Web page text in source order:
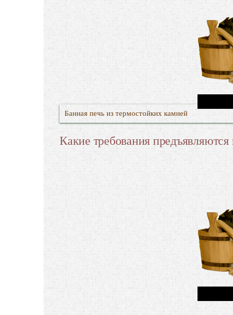
Банная печь из термостойких камней
Какие требования